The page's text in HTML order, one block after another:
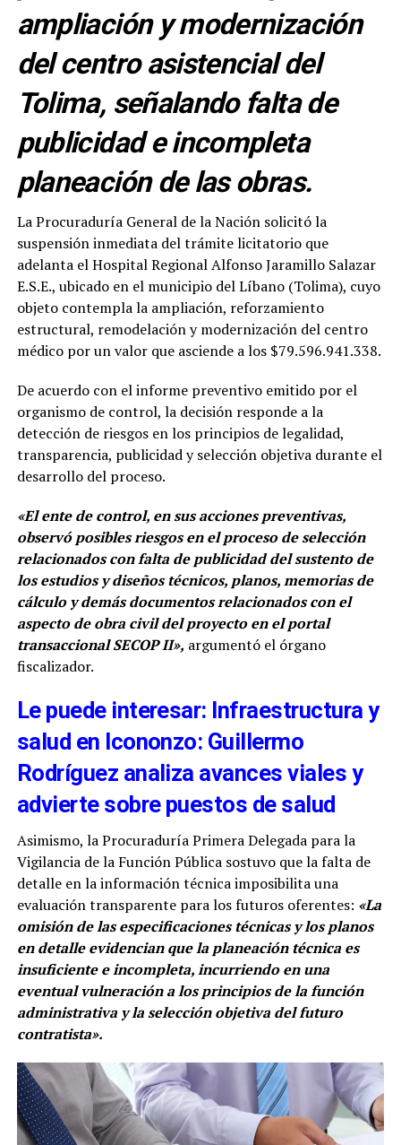
ampliación y modernización
del centro asistencial del
Tolima, señalando falta de
publicidad e incompleta
planeación de las obras.
La Procuraduría General de la Nación solicitó la
suspensión inmediata del trámite licitatorio que
adelanta el Hospital Regional Alfonso Jaramillo Salazar
E.S.E., ubicado en el municipio del Líbano (Tolima), cuyo
objeto contempla la ampliación, reforzamiento
estructural, remodelación y modernización del centro
médico por un valor que asciende a los $79.596.941.338.
De acuerdo con el informe preventivo emitido por el
organismo de control, la decisión responde a la
detección de riesgos en los principios de legalidad,
transparencia, publicidad y selección objetiva durante el
desarrollo del proceso.
«El ente de control, en sus acciones preventivas,
observó posibles riesgos en el proceso de selección
relacionados con falta de publicidad del sustento de
los estudios y diseños técnicos, planos, memorias de
cálculo y demás documentos relacionados con el
aspecto de obra civil del proyecto en el portal
transaccional SECOP II», argumentó el órgano
fiscalizador.
Le puede interesar: Infraestructura y
salud en Icononzo: Guillermo
Rodríguez analiza avances viales y
advierte sobre puestos de salud
Asimismo, la Procuraduría Primera Delegada para la
Vigilancia de la Función Pública sostuvo que la falta de
detalle en la información técnica imposibilita una
evaluación transparente para los futuros oferentes: «La
omisión de las especificaciones técnicas y los planos
en detalle evidencian que la planeación técnica es
insuficiente e incompleta, incurriendo en una
eventual vulneración a los principios de la función
administrativa y la selección objetiva del futuro
contratista».